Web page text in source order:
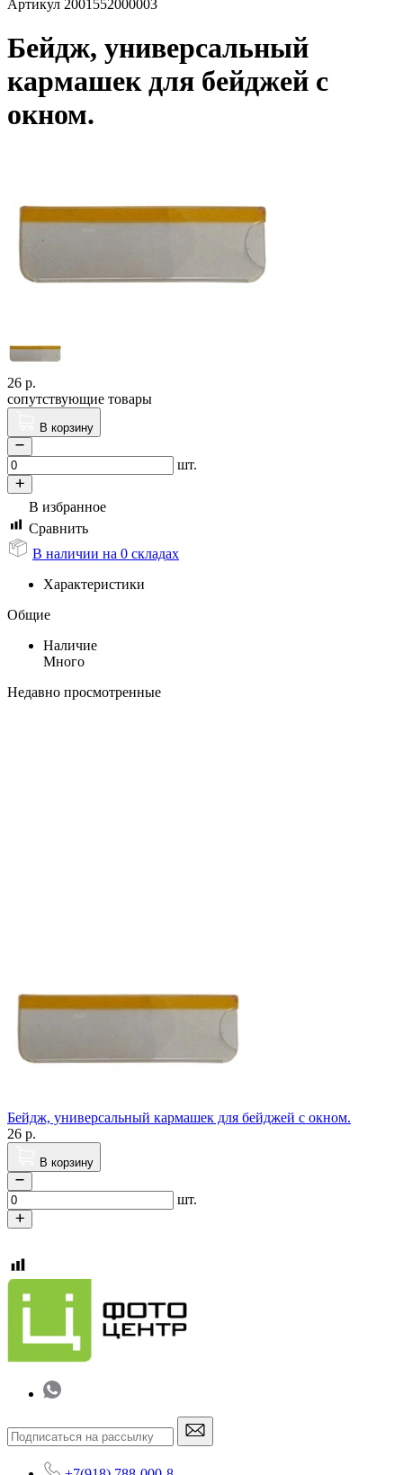
Артикул 2001552000003
Бейдж, универсальный
кармашек для бейджей с
окном.
26 р.
сопутствующие товары
В корзину
шт.
В избранное
Сравнить
В наличии на 0 складах
Характеристики
Общие
Наличие
Много
Недавно просмотренные
Бейдж, универсальный кармашек для бейджей с окном.
26 р.
В корзину
шт.